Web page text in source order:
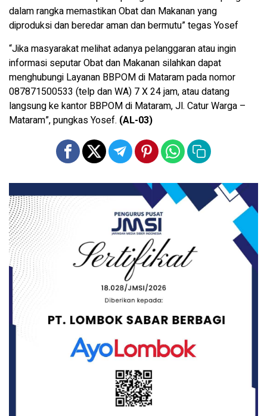
dalam rangka memastikan Obat dan Makanan yang
diproduksi dan beredar aman dan bermutu” tegas Yosef
“Jika masyarakat melihat adanya pelanggaran atau ingin
informasi seputar Obat dan Makanan silahkan dapat
menghubungi Layanan BBPOM di Mataram pada nomor
087871500533 (telp dan WA) 7 X 24 jam, atau datang
langsung ke kantor BBPOM di Mataram, Jl. Catur Warga –
Mataram”, pungkas Yosef. (AL-03)